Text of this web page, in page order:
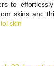
to
skins and
lol skin